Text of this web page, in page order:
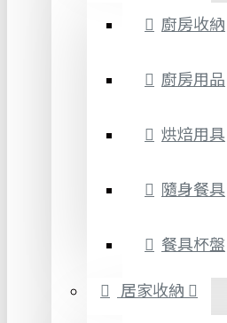
廚房收納
廚房用品
烘焙用具
隨身餐具
餐具杯盤
居家收納